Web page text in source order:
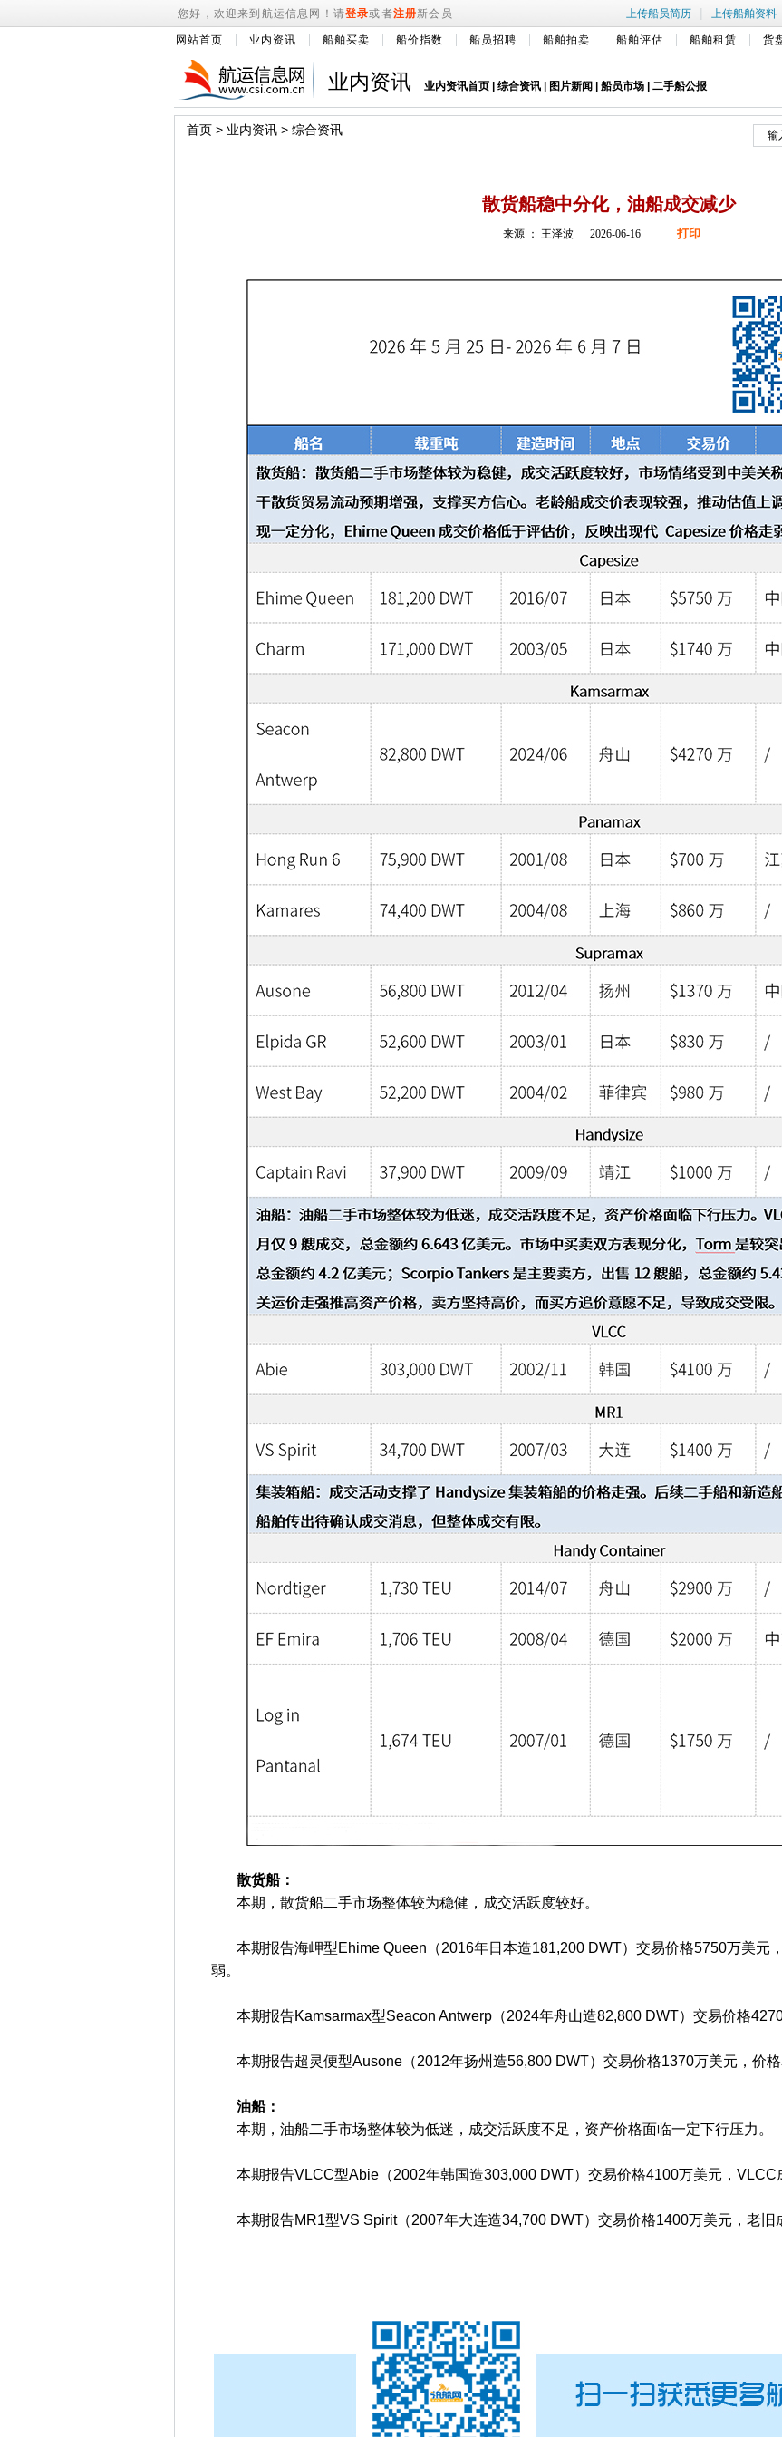
您好，欢迎来到航运信息网！请登录或者注册新会员 上传船员简历 | 上传船舶资料
网站首页 业内资讯 船舶买卖 船价指数 船员招聘 船舶拍卖 船舶评估 船舶租赁 货
业内资讯 业内资讯首页 综合资讯 图片新闻 船员市场 二手船公报
首页 > 业内资讯 > 综合资讯
散货船稳中分化，油船成交减少
来源 ： 王泽波 2026-06-16 打印
散货船：
本期，散货船二手市场整体较为稳健，成交活跃度较好。
本期报告海岬型Ehime Queen（2016年日本造181,200 DWT）交易价格5750万美元
弱。
本期报告Kamsarmax型Seacon Antwerp（2024年舟山造82,800 DWT）交易价格4270
本期报告超灵便型Ausone（2012年扬州造56,800 DWT）交易价格1370万美元，价格
油船：
本期，油船二手市场整体较为低迷，成交活跃度不足，资产价格面临一定下行压力。
本期报告VLCC型Abie（2002年韩国造303,000 DWT）交易价格4100万美元，VLCC
本期报告MR1型VS Spirit（2007年大连造34,700 DWT）交易价格1400万美元，老旧